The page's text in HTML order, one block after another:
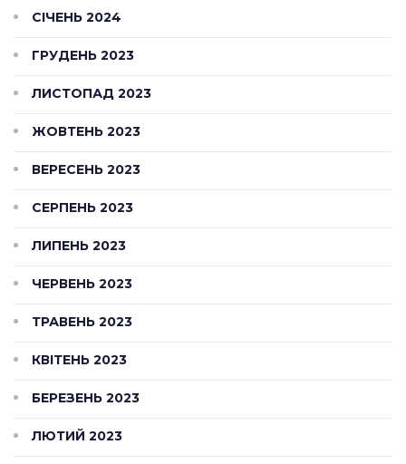
СІЧЕНЬ 2024
ГРУДЕНЬ 2023
ЛИСТОПАД 2023
ЖОВТЕНЬ 2023
ВЕРЕСЕНЬ 2023
СЕРПЕНЬ 2023
ЛИПЕНЬ 2023
ЧЕРВЕНЬ 2023
ТРАВЕНЬ 2023
КВІТЕНЬ 2023
БЕРЕЗЕНЬ 2023
ЛЮТИЙ 2023